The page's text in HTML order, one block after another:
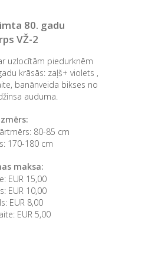
80. gadu
VŽ-2
uzlocītām piedurknēm
krāsās: zaļš+ violets ,
banānveida bikses no
auduma.
80-85 cm
170-180 cm
maksa:
EUR 15,00
EUR 10,00
EUR 8,00
EUR 5,00